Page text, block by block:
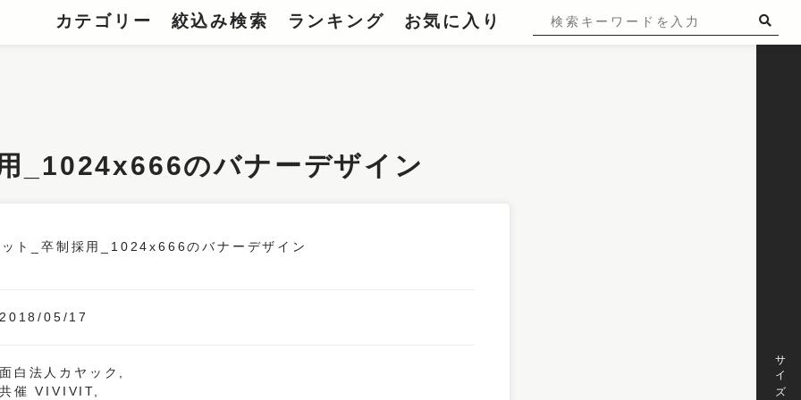
お気に入り
ランキング
絞込み検索
カテゴリー
サイズ
_1024x666のバナーデザイン
2018/05/17
面白法人カヤック,
共催 VIVIVIT,